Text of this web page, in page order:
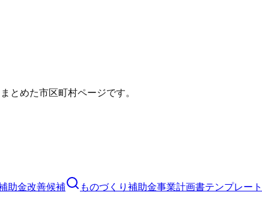
とめた市区町村ページです。
助金改善候補 ものづくり補助金事業計画書テンプレート